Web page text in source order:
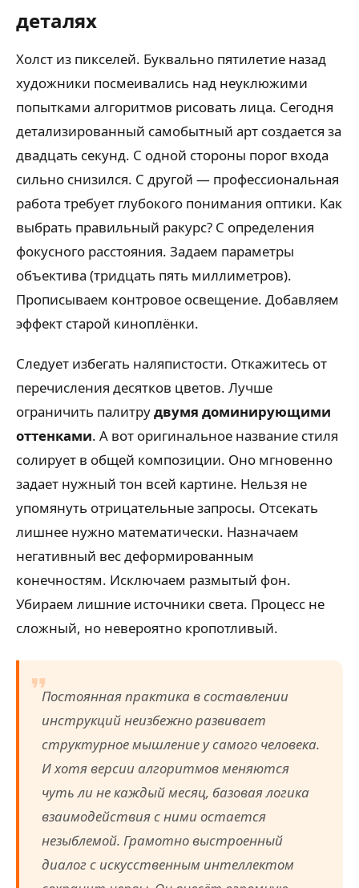
деталях
Холст из пикселей. Буквально пятилетие назад
художники посмеивались над неуклюжими
попытками алгоритмов рисовать лица. Сегодня
детализированный самобытный арт создается за
двадцать секунд. С одной стороны порог входа
сильно снизился. С другой — профессиональная
работа требует глубокого понимания оптики. Как
выбрать правильный ракурс? С определения
фокусного расстояния. Задаем параметры
объектива (тридцать пять миллиметров).
Прописываем контровое освещение. Добавляем
эффект старой киноплёнки.
Следует избегать наляпистости. Откажитесь от
перечисления десятков цветов. Лучше
ограничить палитрудвумя доминирующими
оттенками. А вот оригинальное название стиля
солирует в общей композиции. Оно мгновенно
задает нужный тон всей картине. Нельзя не
упомянуть отрицательные запросы. Отсекать
лишнее нужно математически. Назначаем
негативный вес деформированным
конечностям. Исключаем размытый фон.
Убираем лишние источники света. Процесс не
сложный, но невероятно кропотливый.
Постоянная практика в составлении
инструкций неизбежно развивает
структурное мышление у самого человека.
И хотя версии алгоритмов меняются
чуть ли не каждый месяц, базовая логика
взаимодействия с ними остается
незыблемой. Грамотно выстроенный
диалог с искусственным интеллектом